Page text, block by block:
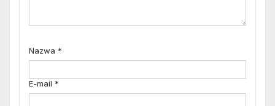
Nazwa *
E-mail *